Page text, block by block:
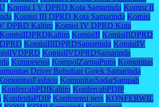
Komisi I V DPRD Kota Samarinda Komisi II
Komisi III DPRD Kota Samarinda Komisi
DPRD Kaltim Komisi IV DPRD Kota
KomisiIDPRDKaltim KomisiII KomisiIIDPRD
KomisiIIIDPRDSamarinda KomisiIV
KomisiIVDPRDSamarinda
Kompetensi KompolZarmaPutra Komunitas
Driver Bubuhan Gojek Samarinda
KomunitasSadarSampah
KonfercabPDIKaltim KonfercabPDIP
KonferdaPDIP Konferensi pers KONFERWIL